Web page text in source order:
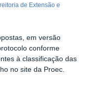
de Extensão e
em versão
conforme
à classificação das
no site da Proec.